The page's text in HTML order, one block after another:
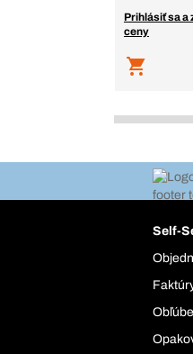
Prihlásiť sa a
ceny
Self-